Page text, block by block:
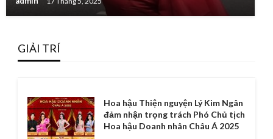
GIẢI TRÍ
Hoa hậu Thiện nguyện Lý Kim Ngân
đảm nhận trọng trách Phó Chủ tịch
Hoa hậu Doanh nhân Châu Á 2025